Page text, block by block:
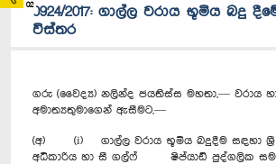
020924/2017: ගාල්ල වරාය භූමිය බදු
විස්තර
ගරු (වෛද්‍ය) නලින්ද ජයතිස්ස මහතා,— වරාය
අමාත්‍යතුමාගෙන් ඇසීමට,—
(අ) (i) ගාල්ල වරාය භූමිය බදුදීම සඳහා ශ්‍රී
අධිකාරිය හා සී ගල්ෆ් ෂිප්යාඩ් පුද්ගලික